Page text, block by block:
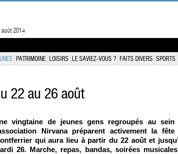
2014
PATRIMOINE LOISIRS LE SAVIEZ-VOUS ? FAITS DIVERS SPORTS
22 au 26 août
vingtaine de jeunes gens regroupés au sein
Nirvana préparent activement la fête
qui aura lieu à partir du 22 août et
26. Marche, repas, bandas, soirées